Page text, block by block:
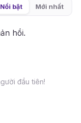
Nổi bật Mới nhất
hồi.
đầu tiên!